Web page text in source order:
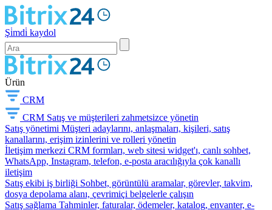
Şi̇mdi̇ kaydol
Ürün
CRM
CRM Satış ve müşterileri zahmetsizce yönetin
Satış yönetimi Müşteri adaylarını, anlaşmaları, kişileri, satış
kanallarını, erişim izinlerini ve rolleri yönetin
İletişim merkezi CRM formları, web sitesi widget'ı, canlı sohbet,
WhatsApp, Instagram, telefon, e-posta aracılığıyla çok kanallı
iletişim
Satış ekibi iş birliği Sohbet, görüntülü aramalar, görevler, takvim,
dosya depolama alanı, çevrimiçi belgelerle çalışın
Satış sağlama Tahminler, faturalar, ödemeler, katalog, envanter, e-